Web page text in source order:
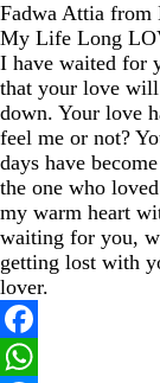
Fadwa Attia from
My Life Long
I have waited for
that your love will
down. Your love
feel me or not?
days have
the one who
my warm heart
waiting for you,
getting lost with
lover.
Facebook